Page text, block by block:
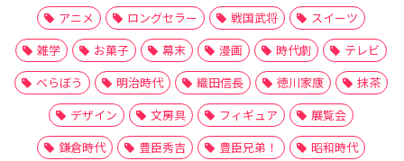
アニメ
ロングセラー 戦国武将
スイーツ
雑学
お菓子 幕末 漫画 時代劇
テレビ
べらぼう
明治時代 織田信長 徳川家康
抹茶
デザイン
文房具 フィギュア
展覧会
鎌倉時代
豊臣秀吉 豊臣兄弟！
昭和時代